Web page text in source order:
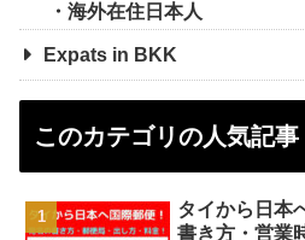
海外在住日本人
Expats in BKK
このカテゴリの人気記事
タイから日本
書き方・営業